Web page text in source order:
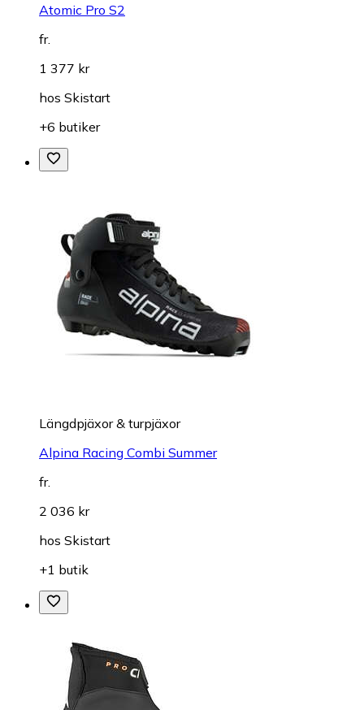
Atomic Pro S2
fr.
1 377 kr
hos Skistart
+6 butiker
Längdpjäxor & turpjäxor
Alpina Racing Combi Summer
fr.
2 036 kr
hos Skistart
+1 butik